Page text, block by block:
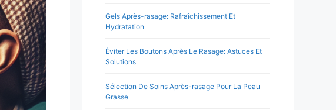
Gels Après-rasage: Rafraîchissement Et
Hydratation
Éviter Les Boutons Après Le Rasage: Astuces Et
Solutions
Sélection De Soins Après-rasage Pour La Peau
Grasse